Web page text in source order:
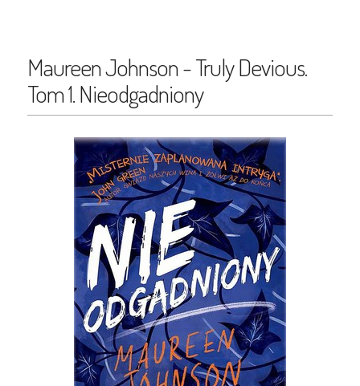
Maureen Johnson - Truly Devious.
Tom 1. Nieodgadniony